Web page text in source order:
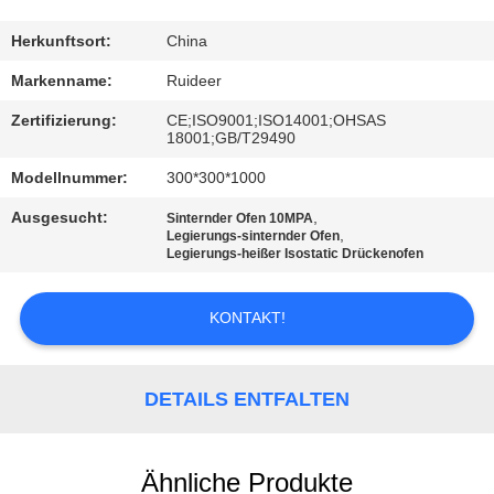
KONTAKT
MIT
UNS
BITTE UM
EIN
SITEMAP
DATENSCHUTZRICHTLINIE
Herkunftsort: China
Markenname: Ruideer
Zertifizierung:
CE;ISO9001;ISO14001;OHSAS
18001;GB/T29490
Modellnummer: 300*300*1000
Ausgesucht: Sinternder Ofen 10MPA,
Legierungs-sinternder Ofen,
Legierungs-heißer Isostatic Drückenofen
KONTAKT!
DETAILS ENTFALTEN
Ähnliche Produkte